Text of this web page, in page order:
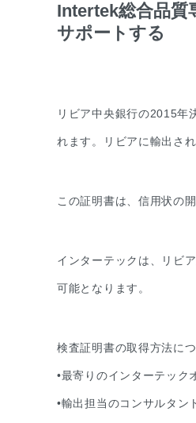
Intertek総合品質
サポートする
リビア中央銀行の2015年
れます。リビアに輸出さ
この証明書は、信用状の
インターテックは、リビ
可能となります。
検査証明書の取得方法につ
•最寄りのインターテック
•輸出担当のコンサルタン